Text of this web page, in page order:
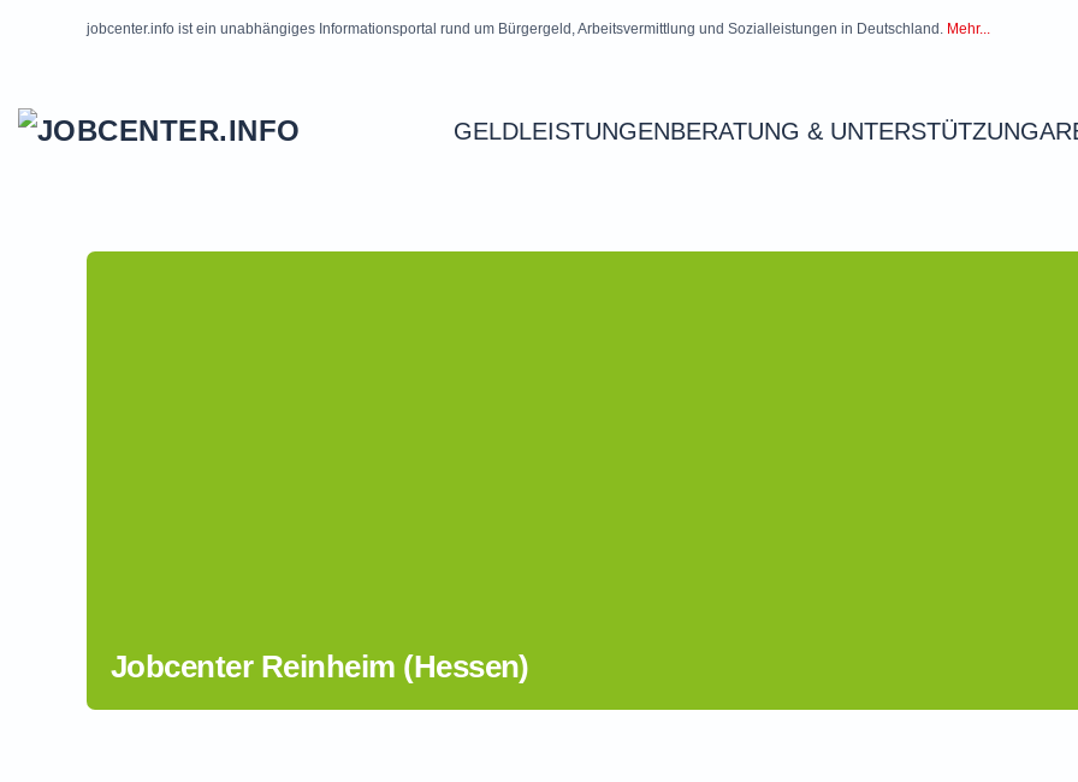
jobcenter.info ist ein unabhängiges Informationsportal rund um Bürgergeld, Arbeitsvermittlung und Sozialleistungen in Deutschland. Mehr...
GELDLEISTUNGENBERATUNG & UNTERSTÜTZUNG
Jobcenter Reinheim (Hessen)